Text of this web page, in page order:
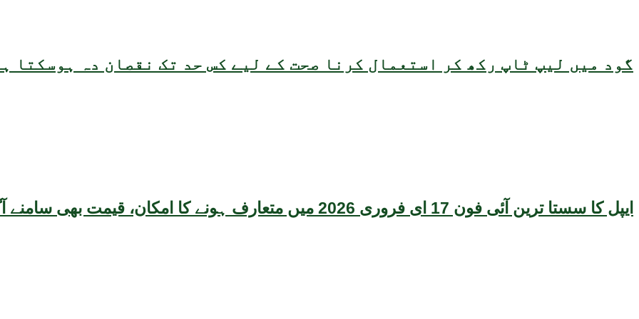
گود میں لیپ ٹاپ رکھ کر استعمال کرنا صحت کے لیے کس حد تک نقصان دہ ہوسکتا
ایپل کا سستا ترین آئی فون 17 ای فروری 2026 میں متعارف ہونے کا امکان، قیمت بھی سامنے آگئی